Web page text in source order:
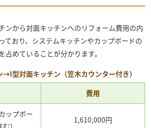
ンから対面キッチンへのリフォーム費用の内
ており、システムキッチンやカップボードの
占めていることが分かります。
型対面キッチン（笠木カウンター付き）
費用
ップボー
）
1,610,000円